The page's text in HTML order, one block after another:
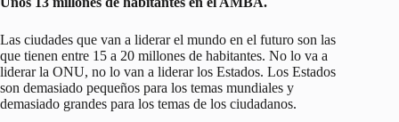
Las ciudades que van a liderar el mundo en el futuro son las
que tienen entre 15 a 20 millones de habitantes. No lo va a
liderar la ONU, no lo van a liderar los Estados. Los Estados
son demasiado pequeños para los temas mundiales y
demasiado grandes para los temas de los ciudadanos.